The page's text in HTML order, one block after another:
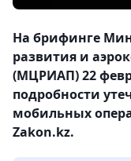
На брифинге
развития и
(МЦРИАП) 22
подробности
мобильных
Zakon.kz.